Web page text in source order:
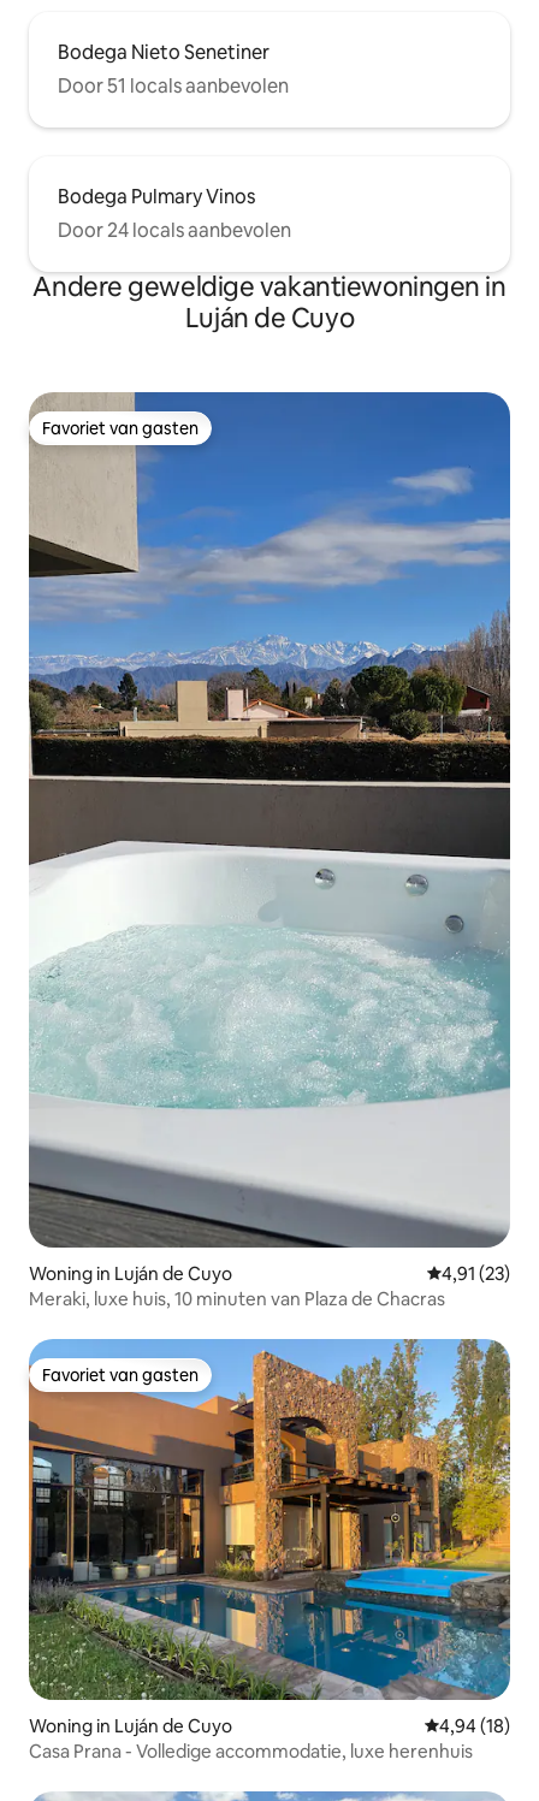
Bodega Nieto Senetiner
Door 51 locals aanbevolen
Bodega Pulmary Vinos
Door 24 locals aanbevolen
Andere geweldige vakantiewoningen in
Luján de Cuyo
Favoriet van gasten
Favoriet van gasten
Woning in Luján de Cuyo Gemiddelde
4,91 (23)
Meraki, luxe huis, 10 minuten van Plaza de Chacras
Favoriet van gasten
Favoriet van gasten
Woning in Luján de Cuyo Gemiddelde
4,94 (18)
Casa Prana - Volledige accommodatie, luxe herenhuis